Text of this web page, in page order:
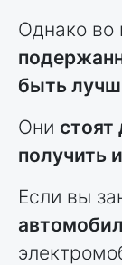
Однако во
быть
Они
получить
Если вы